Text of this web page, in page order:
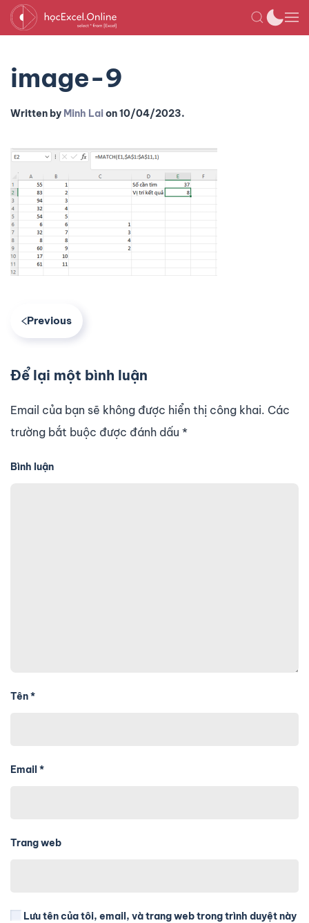
image-9
Written by Minh Laion10/04/2023.
Previous
Để lại một bình luận
Email của bạn sẽ không được hiển thị công khai. Các
trường bắt buộc được đánh dấu *
Bình luận
Tên*
Email *
Trang web
Lưu tên của tôi, email, và trang web trong trình duyệt này